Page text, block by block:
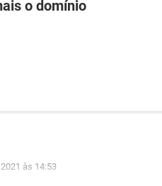
o domínio
às 14:53